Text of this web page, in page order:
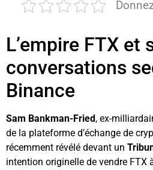
L’empire FTX et
conversations
Binance
Sam Bankman-Fried , ex-
de la plateforme d’échange de
récemment révélé devant un
intention originelle de vendre FTX